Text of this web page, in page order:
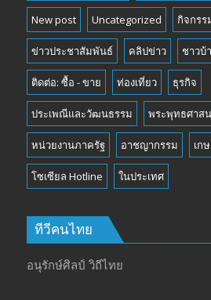
New post Uncategorized กิจกรร
ข่าวประชาสัมพันธ์ คลิปข่าว ชาวบ้
ติดต่อ: ซื้อ - ขาย ท่องเที่ยว ธุรกิจ
ประเพณีและวัฒนธรรม พระพุทธศาส
หน่วยงานภาครัฐ อาชญากรรม เก
โซเซียล Hotline ในประเทศ
ทีวีคนไทย
อนุรักษ์ศิลป์ วิถีไทย